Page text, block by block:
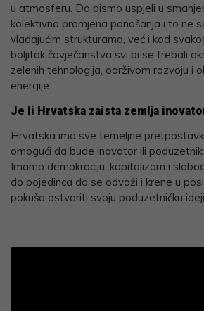
u atmosferu. Da bismo uspjeli u
kolektivna promjena ponašanja i to ne
vladajućim strukturama, već i kod
boljitak čovječanstva svi bi se trebali
zelenih tehnologija, održivom razvoju i
energije.
Je li Hrvatska zaista zemlja
Hrvatska ima sve temeljne
omogući da bude inovator ili
Imamo demokraciju, kapitalizam i
do pojedinca da se odvaži i krene u
pokuša ostvariti svoju poduzetničku